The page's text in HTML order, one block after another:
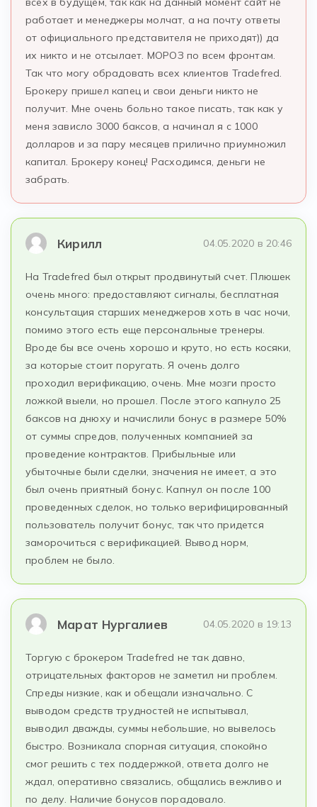
работает и менеджеры молчат, а на почту ответы
от официального представителя не приходят)) да
их никто и не отсылает. МОРОЗ по всем фронтам.
Так что могу обрадовать всех клиентов Tradefred.
Брокеру пришел капец и свои деньги никто не
получит. Мне очень больно такое писать, так как у
меня зависло 3000 баксов, а начинал я с 1000
долларов и за пару месяцев прилично приумножил
капитал. Брокеру конец! Расходимся, деньги не
забрать.
Кирилл 04.05.2020 в 20:46
На Tradefred был открыт продвинутый счет. Плюшек
очень много: предоставляют сигналы, бесплатная
консультация старших менеджеров хоть в час ночи,
помимо этого есть еще персональные тренеры.
Вроде бы все очень хорошо и круто, но есть косяки,
за которые стоит поругать. Я очень долго
проходил верификацию, очень. Мне мозги просто
ложкой выели, но прошел. После этого капнуло 25
баксов на днюху и начислили бонус в размере 50%
от суммы спредов, полученных компанией за
проведение контрактов. Прибыльные или
убыточные были сделки, значения не имеет, а это
был очень приятный бонус. Капнул он после 100
проведенных сделок, но только верифицированный
пользователь получит бонус, так что придется
заморочиться с верификацией. Вывод норм,
проблем не было.
Марат Нургалиев 04.05.2020 в 19:13
Торгую с брокером Tradefred не так давно,
отрицательных факторов не заметил ни проблем.
Спреды низкие, как и обещали изначально. С
выводом средств трудностей не испытывал,
выводил дважды, суммы небольшие, но вывелось
быстро. Возникала спорная ситуация, спокойно
смог решить с тех поддержкой, ответа долго не
ждал, оперативно связались, общались вежливо и
по делу. Наличие бонусов порадовало.